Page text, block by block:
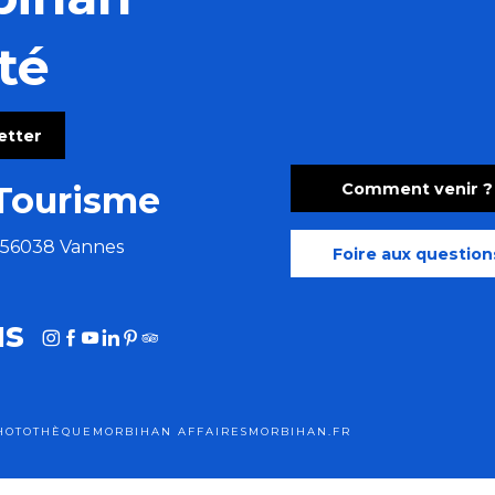
Vannes
Comment venir ?
Foire aux
MORBIHAN AFFAIRES MORBIHAN.FR